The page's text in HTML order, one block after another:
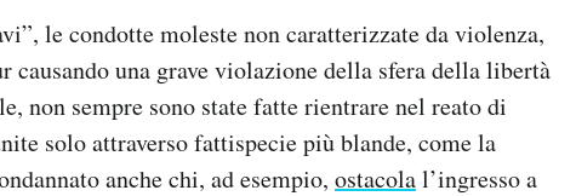
le condotte moleste non caratterizzate da violenza,
causando una grave violazione della sfera della libertà
non sempre sono state fatte rientrare nel reato di
solo attraverso fattispecie più blande, come la
anche chi, ad esempio, ostacolal’ingresso a